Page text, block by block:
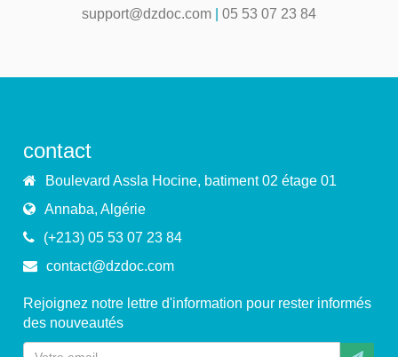
support@dzdoc.com 05 53 07 23 84
contact
Boulevard Assla Hocine, batiment 02 étage 01
Annaba, Algérie
(+213) 05 53 07 23 84
contact@dzdoc.com
Rejoignez notre lettre d'information pour rester informés
des nouveautés